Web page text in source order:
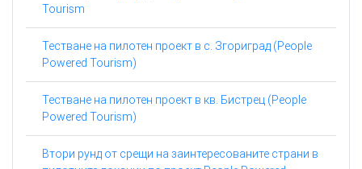
Tourism
Тестване на пилотен проект в с. Згориград (People
Powered Tourism)
Тестване на пилотен проект в кв. Бистрец (People
Powered Tourism)
Втори рунд от срещи на заинтересованите страни в